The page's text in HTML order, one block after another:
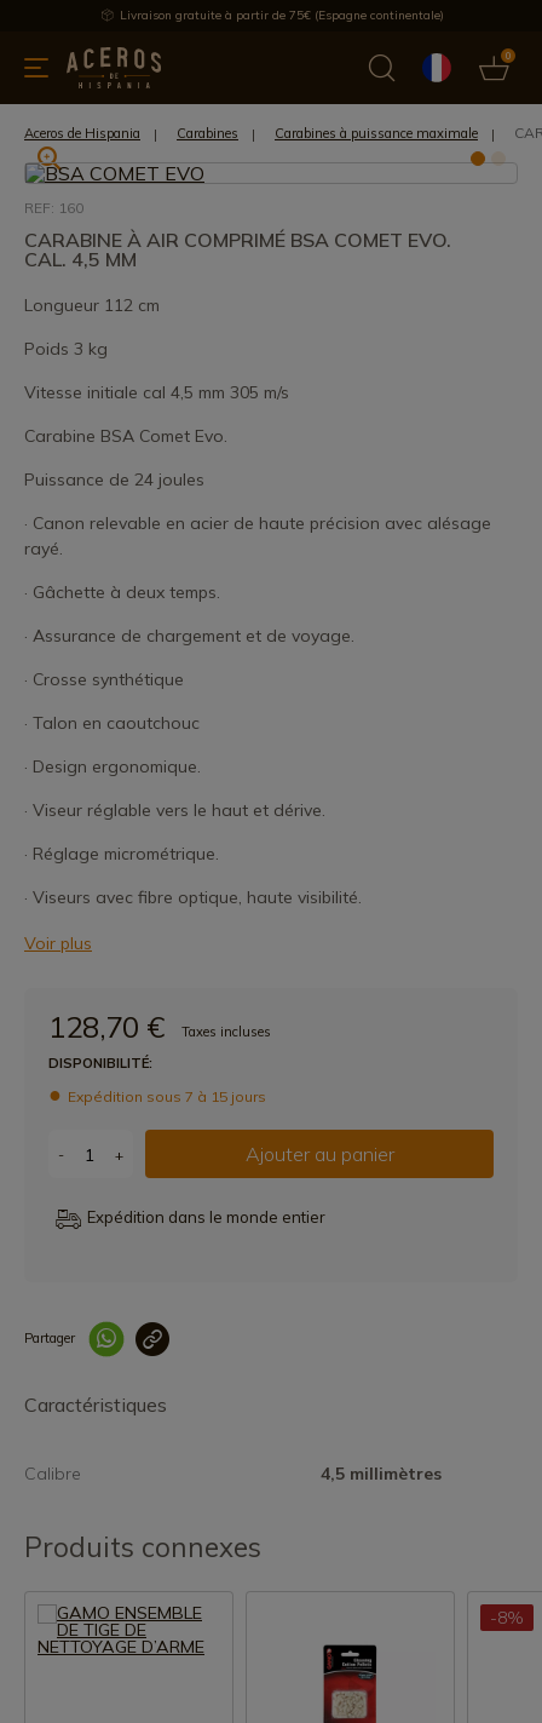
Livraison gratuite à partir de 75€ (Espagne continentale)
0
de cuisine Offre Dernières nouvelles Meilleures ventes
Aceros de Hispania Carabines Carabines à puissance maximale
REF: 160
CARABINE À AIR COMPRIMÉ BSA COMET EVO.
CAL. 4,5 MM
Longueur 112 cm
Poids 3 kg
Vitesse initiale cal 4,5 mm 305 m/s
Carabine BSA Comet Evo.
Puissance de 24 joules
· Canon relevable en acier de haute précision avec alésage
rayé.
· Gâchette à deux temps.
· Assurance de chargement et de voyage.
· Crosse synthétique
· Talon en caoutchouc
· Design ergonomique.
· Viseur réglable vers le haut et dérive.
· Réglage micrométrique.
· Viseurs avec fibre optique, haute visibilité.
Voir plus
128,70 €
Taxes incluses
DISPONIBILITÉ:
Expédition sous 7 à 15 jours
- + Ajouter au panier
Expédition dans le monde entier
Partager
Caractéristiques
Calibre 4,5 millimètres
Produits connexes
-8%